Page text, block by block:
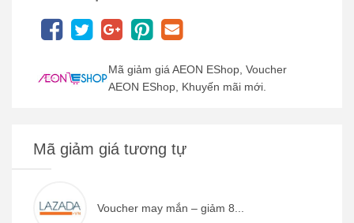
Mã giảm giá AEON EShop, Voucher
AEON EShop, Khuyến mãi mới.
Mã giảm giá tương tự
Voucher may mắn – giảm 8...